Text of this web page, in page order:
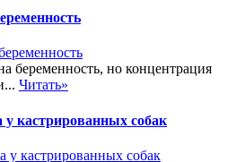
беременность, но концентрация
Читать»
у кастрированных собак